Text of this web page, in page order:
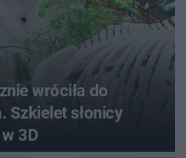
wróciła do
Szkielet słonicy
3D